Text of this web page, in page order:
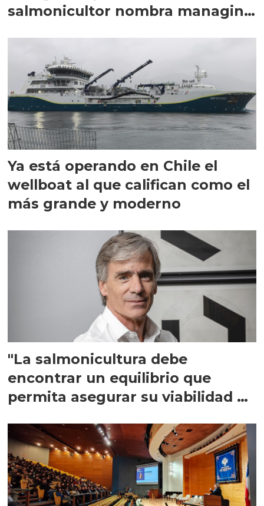
salmonicultor nombra managing
Ya está operando en Chile el
wellboat al que califican como el
más grande y moderno
"La salmonicultura debe
encontrar un equilibrio que
permita asegurar su viabilidad de